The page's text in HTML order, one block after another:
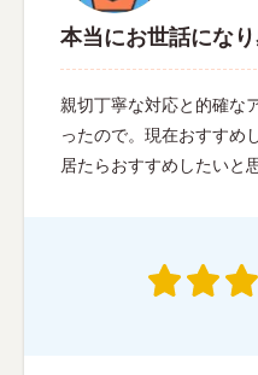
本当にお世話にな
親切丁寧な対応と的確な
ったので。現在おすすめ
居たらおすすめしたいと